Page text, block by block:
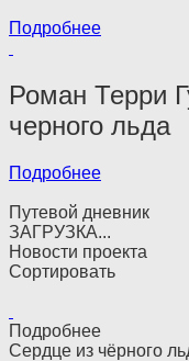
Подробнее
Роман Терри
черного льда
Подробнее
Путевой дневник
ЗАГРУЗКА...
Новости проекта
Сортировать
Подробнее
Сердце из чёрного